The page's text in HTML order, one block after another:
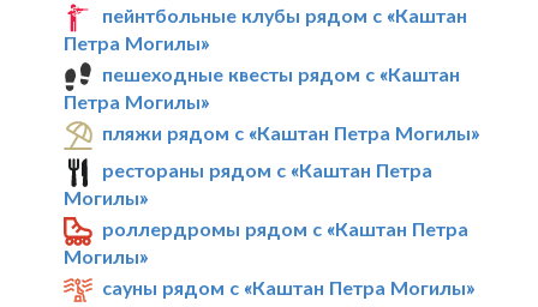
пейнтбольные клубы рядом с «Каштан
Петра Могилы»
пешеходные квесты рядом с «Каштан
Петра Могилы»
пляжи рядом с «Каштан Петра Могилы»
рестораны рядом с «Каштан Петра
Могилы»
роллердромы рядом с «Каштан Петра
Могилы»
сауны рядом с «Каштан Петра Могилы»